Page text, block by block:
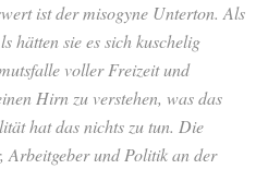
ist der misogyne Unterton. Als
hätten sie es sich kuschelig
voller Freizeit und
Hirn zu verstehen, was das
hat das nichts zu tun. Die
Arbeitgeber und Politik an der